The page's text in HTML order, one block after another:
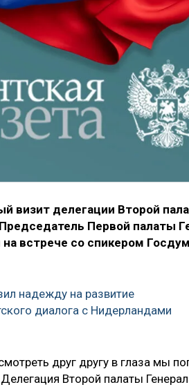
визит делегации Второй
Первой палаты
встрече со спикером
надежду на развитие
диалога с Нидерландами
друг другу в глаза мы
Второй палаты